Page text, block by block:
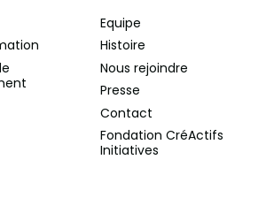
Equipe
Histoire
Nous rejoindre
Presse
Contact
Fondation CréActifs
Initiatives